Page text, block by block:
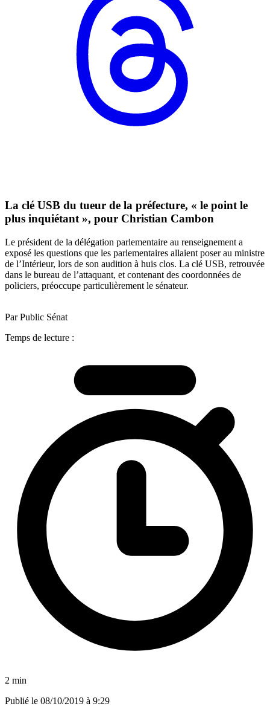
La clé USB du tueur de la préfecture, « le point le
plus inquiétant », pour Christian Cambon
Le président de la délégation parlementaire au renseignement a
exposé les questions que les parlementaires allaient poser au ministre
de l’Intérieur, lors de son audition à huis clos. La clé USB, retrouvée
dans le bureau de l’attaquant, et contenant des coordonnées de
policiers, préoccupe particulièrement le sénateur.
Par Public Sénat
Temps de lecture :
2 min
Publié le 08/10/2019 à 9:29